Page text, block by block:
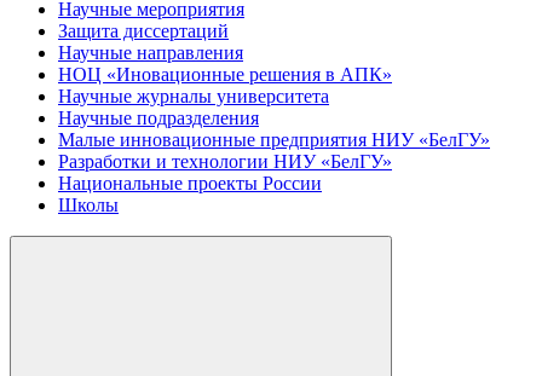
Научные мероприятия
Защита диссертаций
Научные направления
НОЦ «Иновационные решения в АПК»
Научные журналы университета
Научные подразделения
Малые инновационные предприятия НИУ «БелГУ»
Разработки и технологии НИУ «БелГУ»
Национальные проекты России
Школы